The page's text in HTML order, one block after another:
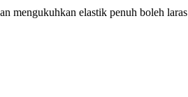
mengukuhkan elastik penuh boleh laras